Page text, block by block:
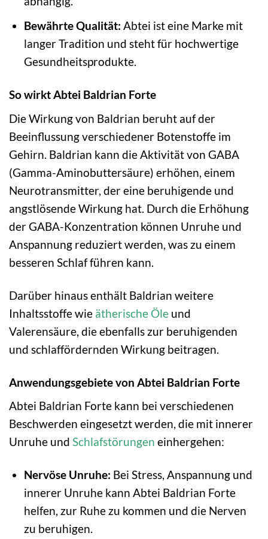
Bewährte Qualität: Abtei ist eine Marke mit
langer Tradition und steht für hochwertige
Gesundheitsprodukte.
So wirkt Abtei Baldrian Forte
Die Wirkung von Baldrian beruht auf der
Beeinflussung verschiedener Botenstoffe im
Gehirn. Baldrian kann die Aktivität von GABA
(Gamma-Aminobuttersäure) erhöhen, einem
Neurotransmitter, der eine beruhigende und
angstlösende Wirkung hat. Durch die Erhöhung
der GABA-Konzentration können Unruhe und
Anspannung reduziert werden, was zu einem
besseren Schlaf führen kann.
Darüber hinaus enthält Baldrian weitere
Inhaltsstoffe wie ätherische Öle und
Valerensäure, die ebenfalls zur beruhigenden
und schlaffördernden Wirkung beitragen.
Anwendungsgebiete von Abtei Baldrian Forte
Abtei Baldrian Forte kann bei verschiedenen
Beschwerden eingesetzt werden, die mit innerer
Unruhe und Schlafstörungen einhergehen:
Nervöse Unruhe: Bei Stress, Anspannung und
innerer Unruhe kann Abtei Baldrian Forte
helfen, zur Ruhe zu kommen und die Nerven
zu beruhigen.